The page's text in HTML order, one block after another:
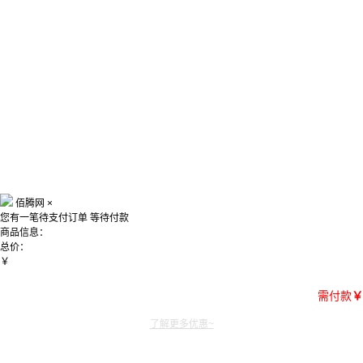
佰腾网 ×
您有一笔待支付订单 等待付款
商品信息：
总价：
￥
需付款￥
了解更多优惠~